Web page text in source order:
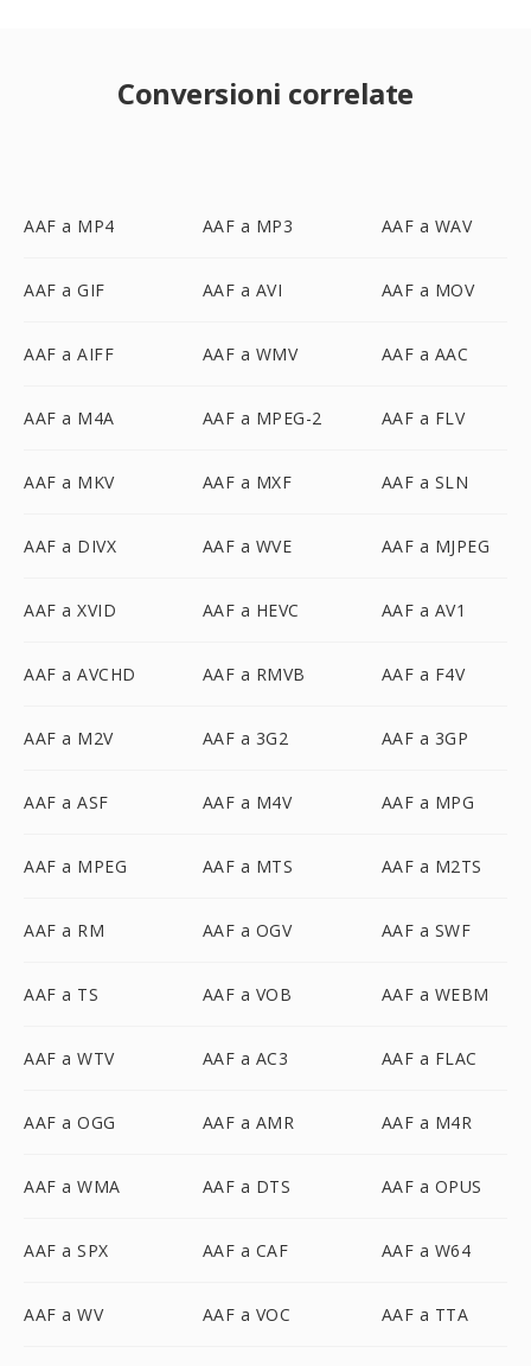
Conversioni correlate
AAF a MP4 AAF a MP3 AAF a WAV
AAF a GIF AAF a AVI AAF a MOV
AAF a AIFF AAF a WMV AAF a AAC
AAF a M4A AAF a MPEG-2 AAF a FLV
AAF a MKV AAF a MXF AAF a SLN
AAF a DIVX AAF a WVE AAF a MJPEG
AAF a XVID AAF a HEVC AAF a AV1
AAF a AVCHD AAF a RMVB AAF a F4V
AAF a M2V AAF a 3G2 AAF a 3GP
AAF a ASF AAF a M4V AAF a MPG
AAF a MPEG AAF a MTS AAF a M2TS
AAF a RM AAF a OGV AAF a SWF
AAF a TS AAF a VOB AAF a WEBM
AAF a WTV AAF a AC3 AAF a FLAC
AAF a OGG AAF a AMR AAF a M4R
AAF a WMA AAF a DTS AAF a OPUS
AAF a SPX AAF a CAF AAF a W64
AAF a WV AAF a VOC AAF a TTA